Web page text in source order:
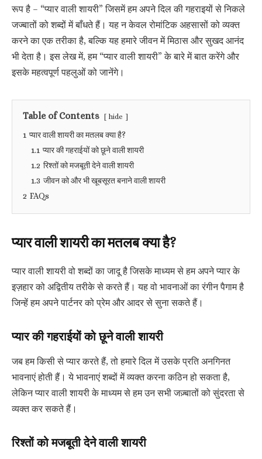
रूप है – “प्यार वाली शायरी” जिसमें हम अपने दिल की गहराइयों से निकले
जज्बातों को शब्दों में बाँधते हैं। यह न केवल रोमांटिक अहसासों को व्यक्त
करने का एक तरीका है, बल्कि यह हमारे जीवन में मिठास और सुखद आनंद
भी देता है। इस लेख में, हम “प्यार वाली शायरी” के बारे में बात करेंगे और
इसके महत्वपूर्ण पहलुओं को जानेंगे।
Table of Contents hide
1 प्यार वाली शायरी का मतलब क्या है?
1.1 प्यार की गहराईयों को छूने वाली शायरी
1.2 रिश्तों को मजबूती देने वाली शायरी
1.3 जीवन को और भी खूबसूरत बनाने वाली शायरी
2 FAQs
प्यार वाली शायरी का मतलब क्या है?
प्यार वाली शायरी वो शब्दों का जादू है जिसके माध्यम से हम अपने प्यार के
इज़हार को अद्वितीय तरीके से करते हैं। यह वो भावनाओं का रंगीन पैगाम है
जिन्हें हम अपने पार्टनर को प्रेम और आदर से सुना सकते हैं।
प्यार की गहराईयों को छूने वाली शायरी
जब हम किसी से प्यार करते हैं, तो हमारे दिल में उसके प्रति अनगिनत
भावनाएं होती हैं। ये भावनाएं शब्दों में व्यक्त करना कठिन हो सकता है,
लेकिन प्यार वाली शायरी के माध्यम से हम उन सभी जज़्बातों को सुंदरता से
व्यक्त कर सकते हैं।
रिश्तों को मजबूती देने वाली शायरी